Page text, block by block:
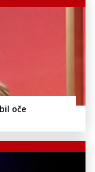
oče